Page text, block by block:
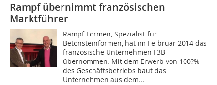
Rampf übernimmt französischen
Marktführer
Rampf Formen, Spezialist für
Betonsteinformen, hat im Fe-bruar 2014 das
französische Unternehmen F3B
übernommen. Mit dem Erwerb von 100?%
des Geschäftsbetriebs baut das
Unternehmen aus dem...